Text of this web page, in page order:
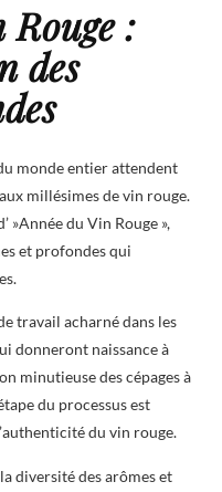
Rouge :
des
monde entier attendent
millésimes de vin rouge.
»Année du Vin Rouge »,
et profondes qui
travail acharné dans les
donneront naissance à
minutieuse des cépages à
du processus est
du vin rouge.
diversité des arômes et